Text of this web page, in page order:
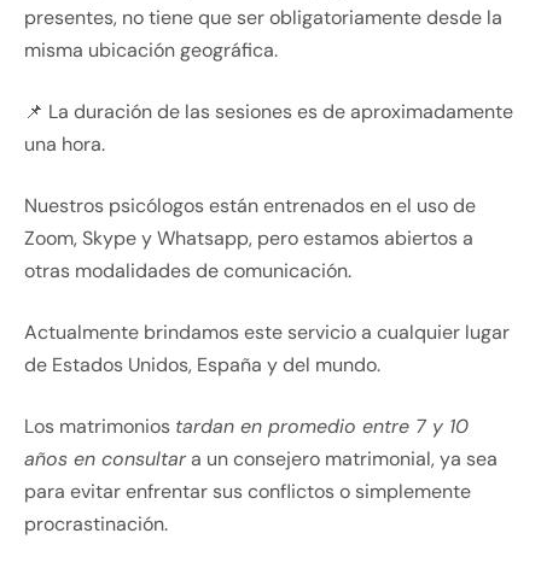
presentes, no tiene que ser obligatoriamente desde la
misma ubicación geográfica.
📌 La duración de las sesiones es de aproximadamente
una hora.
Nuestros psicólogos están entrenados en el uso de
Zoom, Skype y Whatsapp, pero estamos abiertos a
otras modalidades de comunicación.
Actualmente brindamos este servicio a cualquier lugar
de Estados Unidos, España y del mundo.
Los matrimonios tardan en promedio entre 7 y 10
años en consultara un consejero matrimonial, ya sea
para evitar enfrentar sus conflictos o simplemente
procrastinación.